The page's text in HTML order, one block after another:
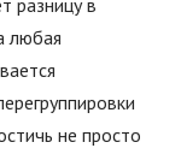
разницу в
любая
не просто